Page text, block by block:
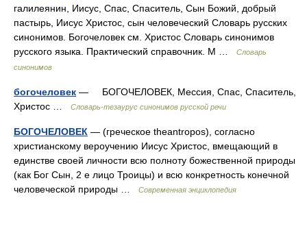
галилеянин, Иисус, Спас, Спаситель, Сын Божий, добрый
пастырь, Иисус Христос, сын человеческий Словарь русских
синонимов. Богочеловек см. Христос Словарь синонимов
русского языка. Практический справочник. М …
Словарь
синонимов
богочеловек — БОГОЧЕЛОВЕК, Мессия, Спас, Спаситель,
Христос …
Словарь-тезаурус синонимов русской речи
БОГОЧЕЛОВЕК — (греческое theantropos), согласно
христианскому вероучению Иисус Христос, вмещающий в
единстве своей личности всю полноту божественной природы
(как Бог Сын, 2 е лицо Троицы) и всю конкретность конечной
человеческой природы …
Современная энциклопедия